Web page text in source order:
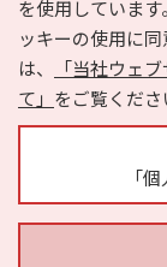
を使用していま
ッキーの使用に
は、
「当社ウェ
て」 をご覧くださ
「